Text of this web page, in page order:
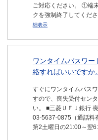
ご対応ください。 ①端
クを強制終了してくだ
細表示
ワンタイムパスワー
絡すればいいですか。
すぐにワンタイムパス
すので、喪失受付セン
い。 ■三菱ＵＦＪ銀行
03-5637-0875（通話料
第2土曜日の21:00～翌